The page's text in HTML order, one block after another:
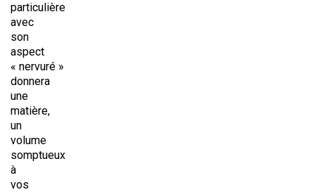
particulière
avec
son
aspect
« nervuré »
donnera
une
matière,
un
volume
somptueux
à
vos